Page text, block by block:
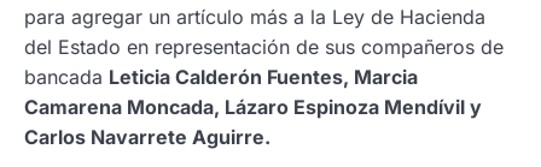
para agregar un artículo más a la Ley de Hacienda
del Estado en representación de sus compañeros de
bancada Leticia Calderón Fuentes, Marcia
Camarena Moncada, Lázaro Espinoza Mendívil y
Carlos Navarrete Aguirre.